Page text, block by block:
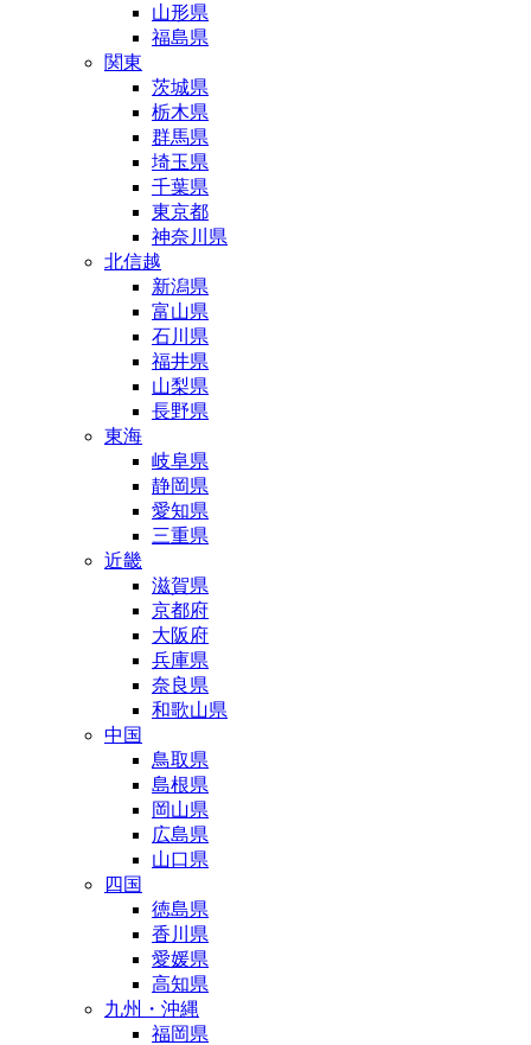
山形県
福島県
関東
茨城県
栃木県
群馬県
埼玉県
千葉県
東京都
神奈川県
北信越
新潟県
富山県
石川県
福井県
山梨県
長野県
東海
岐阜県
静岡県
愛知県
三重県
近畿
滋賀県
京都府
大阪府
兵庫県
奈良県
和歌山県
中国
鳥取県
島根県
岡山県
広島県
山口県
四国
徳島県
香川県
愛媛県
高知県
九州・沖縄
福岡県